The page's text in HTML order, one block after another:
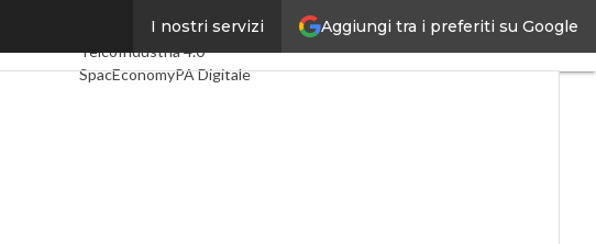
Aggiungi tra i preferiti su Google
I nostri servizi
Ultimi articoliDigital Economy
TelcoIndustria 4.0
SpacEconomyPA Digitale